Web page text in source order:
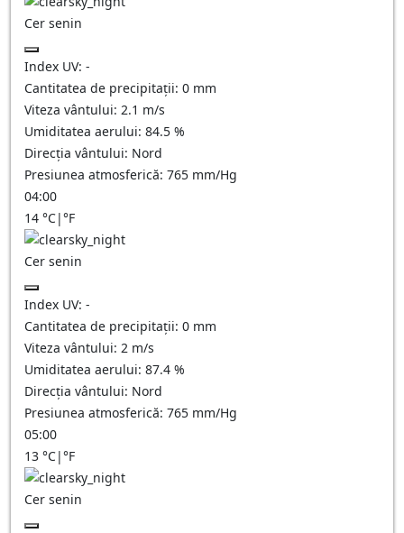
Cer senin
Index UV: -
Cantitatea de precipitații: 0 mm
Viteza vântului: 2.1 m/s
Umiditatea aerului: 84.5 %
Direcția vântului: Nord
Presiunea atmosferică: 765 mm/Hg
04:00
14 °C|°F
Cer senin
Index UV: -
Cantitatea de precipitații: 0 mm
Viteza vântului: 2 m/s
Umiditatea aerului: 87.4 %
Direcția vântului: Nord
Presiunea atmosferică: 765 mm/Hg
05:00
13 °C|°F
Cer senin